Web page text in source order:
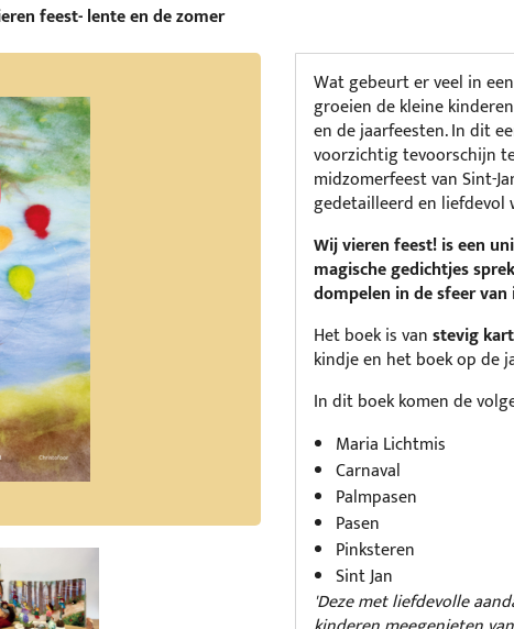
feest- lente en de zomer
Wat gebeurt er veel in
groeien de kleine
en de jaarfeesten. In dit
voorzichtig tevoorschijn
midzomerfeest van Sint-
gedetailleerd en liefdevol
Wij vieren feest! is een
magische gedichtjes
dompelen in de sfeer
Het boek is vanstevig
kindje en het boek op de
In dit boek komen de
Maria Lichtmis
Carnaval
Palmpasen
Pasen
Pinksteren
Sint Jan
'Deze met liefdevolle